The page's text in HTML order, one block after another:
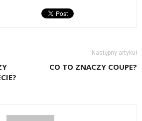
Następny artykuł
CO TO ZNACZY COUPE?